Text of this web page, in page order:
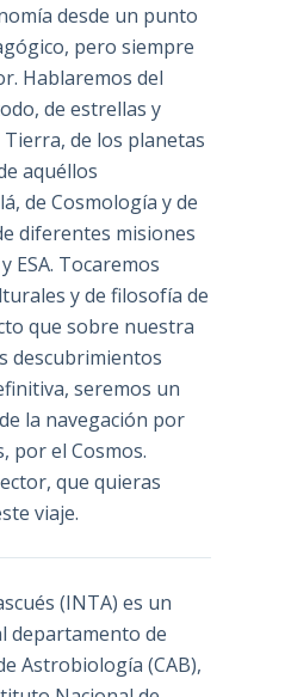
desde un punto
pero siempre
Hablaremos del
de estrellas y
Tierra, de los planetas
aquéllos
de Cosmología y de
diferentes misiones
ESA. Tocaremos
y de filosofía de
que sobre nuestra
descubrimientos
seremos un
la navegación por
por el Cosmos.
que quieras
viaje.
(INTA) es un
departamento de
Astrobiología (CAB),